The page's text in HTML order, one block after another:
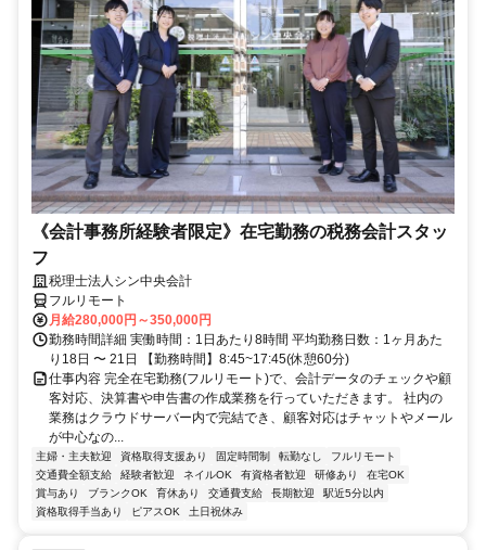
《会計事務所経験者限定》在宅勤務の税務会計スタッ
フ
税理士法人シン中央会計
フルリモート
月給280,000円～350,000円
勤務時間詳細 実働時間：1日あたり8時間 平均勤務日数：1ヶ月あた
り18日 〜 21日 【勤務時間】8:45~17:45(休憩60分)
仕事内容 完全在宅勤務(フルリモート)で、会計データのチェックや顧
客対応、決算書や申告書の作成業務を行っていただきます。 社内の
業務はクラウドサーバー内で完結でき、顧客対応はチャットやメール
が中心なの...
主婦・主夫歓迎 資格取得支援あり 固定時間制 転勤なし
フルリモート
交通費全額支給
経験者歓迎 ネイルOK 有資格者歓迎 研修あり
在宅OK
賞与あり
ブランクOK 育休あり 交通費支給 長期歓迎
駅近5分以内
資格取得手当あり
ピアスOK 土日祝休み